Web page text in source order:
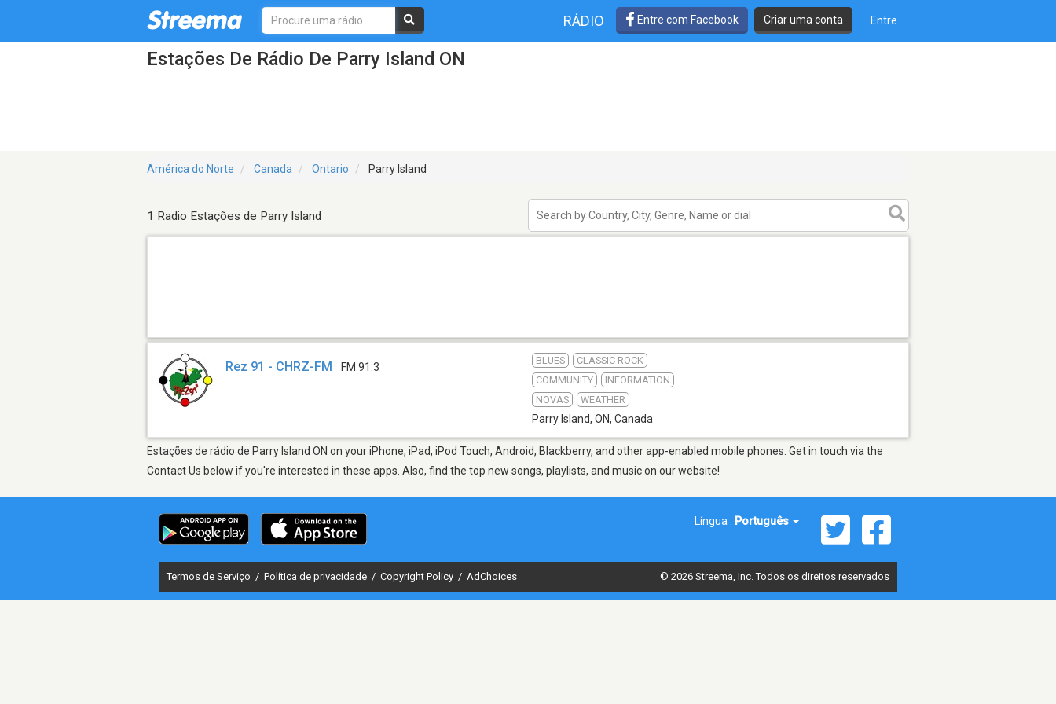
RÁDIO Entre com Facebook Criar uma conta Entre
Estações De Rádio De Parry Island ON
América do Norte Canada Ontario Parry Island
1 Radio Estações de Parry Island
Rez 91 - CHRZ-FM FM 91.3
BLUES
CLASSIC ROCK
COMMUNITY
INFORMATION
NOVAS
WEATHER
Parry Island, ON, Canada
Estações de rádio de Parry Island ON on your iPhone, iPad, iPod Touch, Android, Blackberry, and other app-enabled mobile phones. Get in touch via the
Contact Us below if you're interested in these apps. Also, find the top new songs, playlists, and music on our website!
Língua : Português
Termos de Serviço / Política de privacidade / Copyright Policy / AdChoices © 2026 Streema, Inc. Todos os direitos reservados